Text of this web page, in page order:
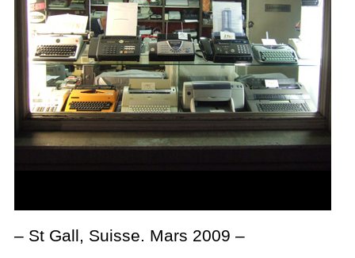
– St Gall, Suisse. Mars 2009 –